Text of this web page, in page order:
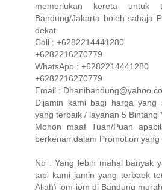
memerlukan kereta untuk
Bandung/Jakarta boleh sahaja
dekat
Call : +6282214441280
+6282216270779
WhatsApp : +6282214441280
+6282216270779
Email :
Dijamin kami bagi harga yang
yang terbaik / layanan 5 Bintang
Mohon maaf Tuan/Puan
berkenan dalam Promotion yang
Nb : Yang lebih mahal banyak
tapi kami jamin yang terbaek
Allah) jom-jom di Bandung murah